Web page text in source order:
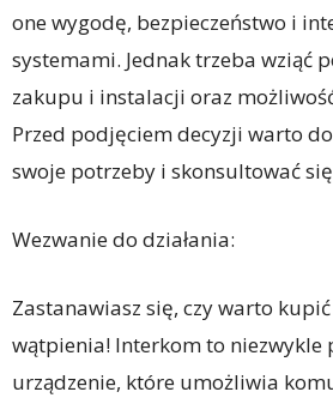
one wygodę, bezpieczeństwo i
systemami. Jednak trzeba wziąć
zakupu i instalacji oraz
Przed podjęciem decyzji warto
swoje potrzeby i skonsultować
Wezwanie do działania:
Zastanawiasz się, czy warto
wątpienia! Interkom to niezwykle
urządzenie, które umożliwia